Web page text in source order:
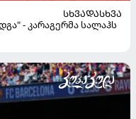
ᲡᲮᲕᲐᲓᲐᲡᲮᲕᲐ
- კარაგერმა სალაჰს